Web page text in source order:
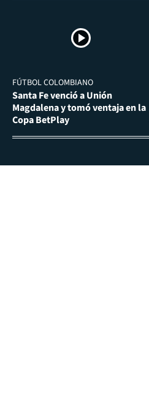
FÚTBOL COLOMBIANO
Santa Fe venció a Unión
Magdalena y tomó ventaja en la
Copa BetPlay